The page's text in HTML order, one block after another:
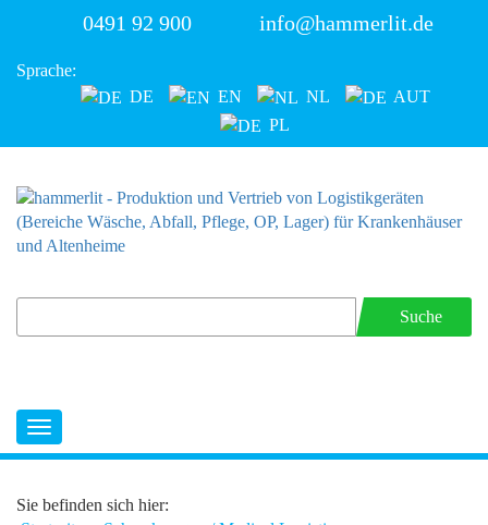
0491 92 900 info@hammerlit.de
Sprache:
DE
EN NL
AUT
PL
Suche
Sie befinden sich hier: